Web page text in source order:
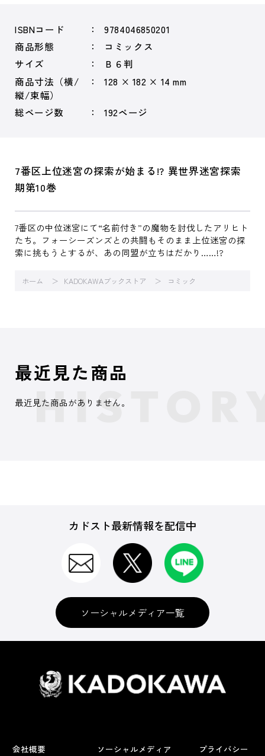
ISBNコード
9784046850201
商品形態
コミックス
サイズ
Ｂ６判
商品寸法（横/
縦/束幅）
128 × 182 × 14 mm
総ページ数 192ページ
7番区上位迷宮の探索が始まる!? 異世界迷宮探索
期第10巻
7番区の中位迷宮にて“名前付き”の魔物を討伐したアリヒト
たち。フォーシーズンズとの共闘もそのまま上位迷宮の探
索に挑もうとするが、あの同盟が立ちはだかり……!?
ホーム KADOKAWAブックストア コミック
最近見た商品
最近見た商品がありません。
カドスト最新情報を配信中
ソーシャルメディア一覧
会社概要 ソーシャルメディア
プライバシー